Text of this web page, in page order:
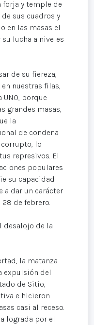
forja y temple de
de sus cuadros y
en las masas el
lucha a niveles
de su fiereza,
nuestras filas,
porque
grandes masas,
la
de condena
lo
represivos. El
populares
su capacidad
a dar un carácter
de febrero.
desalojo de la
la matanza
expulsión del
de Sitio,
e hicieron
casi al receso.
lograda por el